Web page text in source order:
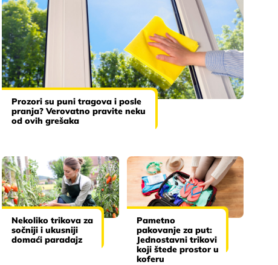
Prozori su puni tragova i posle
pranja? Verovatno pravite neku
od ovih grešaka
Nekoliko trikova za
sočniji i ukusniji
domaći paradajz
Pametno
pakovanje za put:
Jednostavni trikovi
koji štede prostor u
koferu